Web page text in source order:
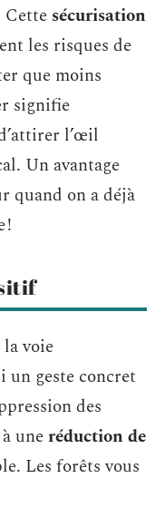
Cette sécurisation
les risques de
que moins
signifie
l’œil
Un avantage
quand on a déjà
!
la voie
un geste concret
des
uneréduction de
Les forêts vous